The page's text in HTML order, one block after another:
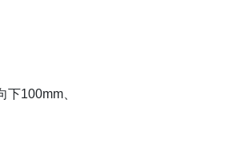
100mm、